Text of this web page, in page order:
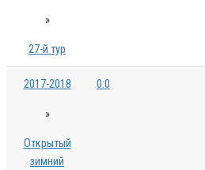
»
27-й тур
2017-2018
»
Открытый
зимний
0:0